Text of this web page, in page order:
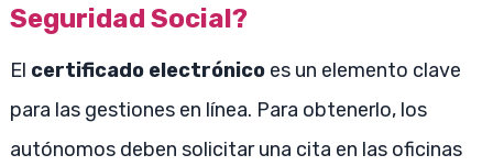
Seguridad Social?
El certificado electrónicoes un elemento clave
para las gestiones en línea. Para obtenerlo, los
autónomos deben solicitar una cita en las oficinas